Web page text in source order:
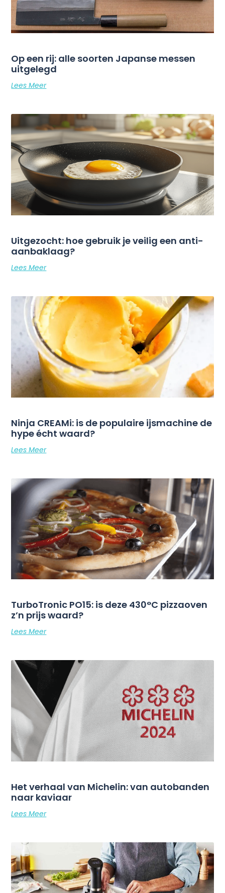
Op een rij: alle soorten Japanse messen
uitgelegd
Lees Meer
Uitgezocht: hoe gebruik je veilig een anti-
aanbaklaag?
Lees Meer
Ninja CREAMi: is de populaire ijsmachine de
hype écht waard?
Lees Meer
TurboTronic PO15: is deze 430°C pizzaoven
z’n prijs waard?
Lees Meer
Het verhaal van Michelin: van autobanden
naar kaviaar
Lees Meer